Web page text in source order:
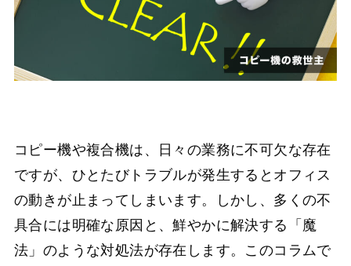
コピー機や複合機は、日々の業務に不可欠な存在
ですが、ひとたびトラブルが発生するとオフィス
の動きが止まってしまいます。しかし、多くの不
具合には明確な原因と、鮮やかに解決する「魔
法」のような対処法が存在します。このコラムで